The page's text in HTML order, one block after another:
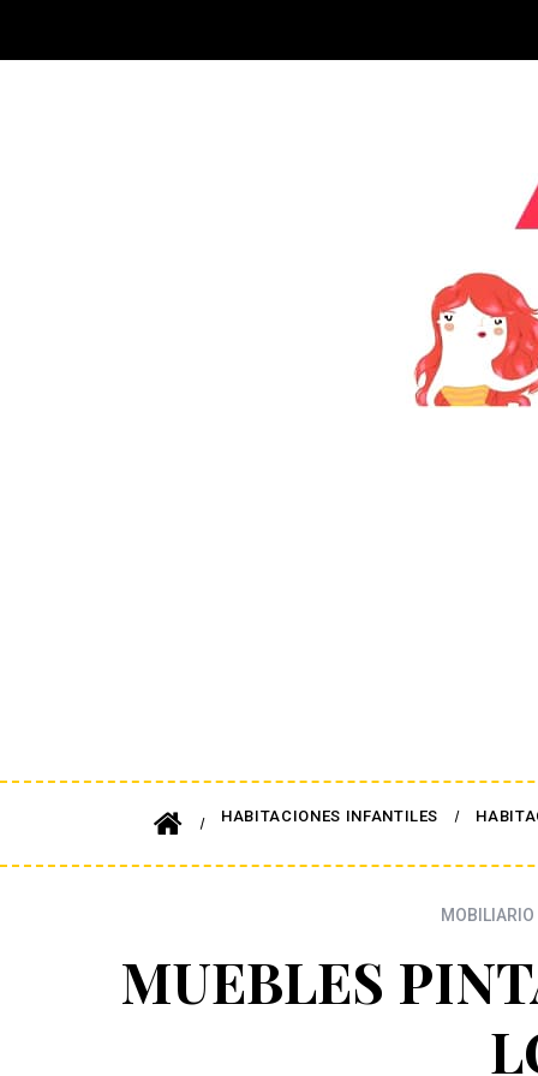
HABITACIONES INFANTILES
MUEBLES